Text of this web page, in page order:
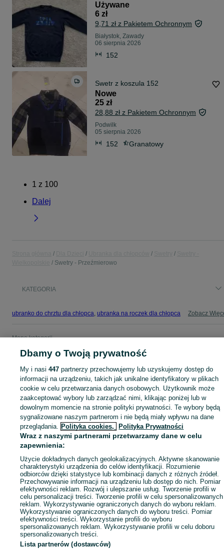
Używane
6 zł
9,71 zł z Pakietem Ochronnym
Białystok, Zawady
06 sierpnia 2026
152
Swetr z koszula 152
Nowe
25 zł
28,88 zł z Pakietem Ochronnym
Podwilk
05 sierpnia 2026
152 Granatowy
1 z 100
Dalej
Swetry - Przeźmierowo
KATEGORIA
ubranko do chrztu dla chłopca, ubranka na roczek dla chłopca Zobacz
Mapa kategorii
Mapa miejscowości
Popularne wyszukiwania
Dbamy o Twoją prywatność
My i nasi447 partnerzy przechowujemy lub uzyskujemy dostęp do
informacji na urządzeniu, takich jak unikalne identyfikatory w plikach
cookie w celu przetwarzania danych osobowych. Użytkownik może
zaakceptować wybory lub zarządzać nimi, klikając poniżej lub w
dowolnym momencie na stronie polityki prywatności. Te wybory będą
sygnalizowane naszym partnerom i nie będą miały wpływu na dane
przeglądania. Polityka cookies, Polityka Prywatności
Wraz z naszymi partnerami przetwarzamy dane w celu
zapewnienia:
Użycie dokładnych danych geolokalizacyjnych. Aktywne skanowanie
charakterystyki urządzenia do celów identyfikacji. Rozumienie
odbiorców dzięki statystyce lub kombinacji danych z różnych źródeł.
Przechowywanie informacji na urządzeniu lub dostęp do nich. Pomiar
efektywności reklam. Rozwój i ulepszanie usług. Tworzenie profili w
celu personalizacji treści. Tworzenie profili w celu spersonalizowanych
reklam. Wykorzystywanie ograniczonych danych do wyboru reklam.
Wykorzystywanie ograniczonych danych do wyboru treści. Pomiar
efektywności treści. Wykorzystanie profili do wyboru
spersonalizowanych reklam. Wykorzystywanie profili w celu doboru
spersonalizowanych treści.
Lista partnerów (dostawców)